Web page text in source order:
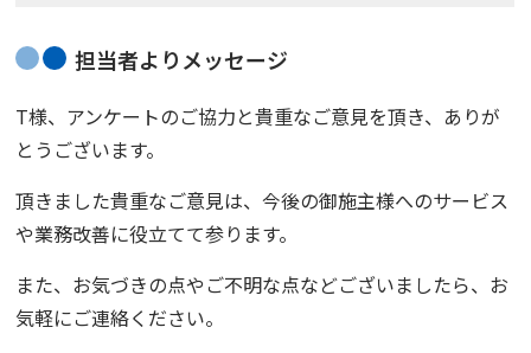
担当者よりメッセージ
T様、アンケートのご協力と貴重なご意見を頂き、ありが
とうございます。
頂きました貴重なご意見は、今後の御施主様へのサービス
や業務改善に役立てて参ります。
また、お気づきの点やご不明な点などございましたら、お
気軽にご連絡ください。